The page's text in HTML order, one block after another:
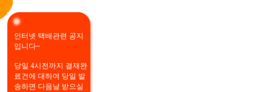
인터넷 택배관련 공지
입니다~
당일 4시전까지 결재완
료건에 대하여 당일 발
송하면 다음날 받으실